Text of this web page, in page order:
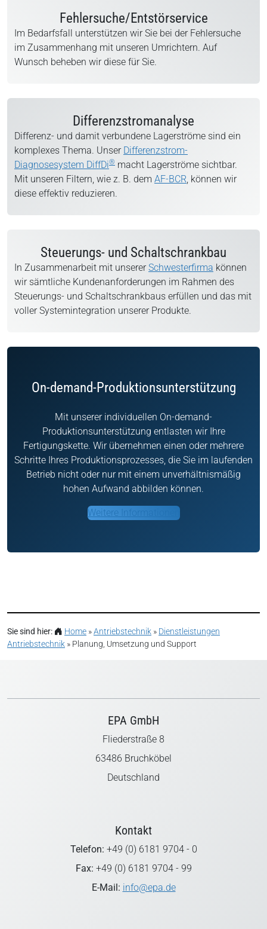
Fehlersuche/Entstörservice
Im Bedarfsfall unterstützen wir Sie bei der Fehlersuche
im Zusammenhang mit unseren Umrichtern. Auf
Wunsch beheben wir diese für Sie.
Differenzstromanalyse
Differenz- und damit verbundene Lagerströme sind ein
komplexes Thema. Unser Differenzstrom-
Diagnosesystem DiffDi® macht Lagerströme sichtbar.
Mit unseren Filtern, wie z. B. dem AF-BCR, können wir
diese effektiv reduzieren.
Steuerungs- und Schaltschrankbau
In Zusammenarbeit mit unsererSchwesterfirma können
wir sämtliche Kundenanforderungen im Rahmen des
Steuerungs- und Schaltschrankbaus erfüllen und das mit
voller Systemintegration unserer Produkte.
On-demand-Produktionsunterstützung
Mit unserer individuellen On-demand-
Produktionsunterstützung entlasten wir Ihre
Fertigungskette. Wir übernehmen einen oder mehrere
Schritte Ihres Produktionsprozesses, die Sie im laufenden
Betrieb nicht oder nur mit einem unverhältnismäßig
hohen Aufwand abbilden können.
Weitere Informationen
Sie sind hier: Home »Antriebstechnik » Dienstleistungen
Antriebstechnik » Planung, Umsetzung und Support
EPA GmbH
Fliederstraße 8
63486 Bruchköbel
Deutschland
Kontakt
Telefon: +49 (0) 6181 9704 - 0
Fax: +49 (0) 6181 9704 - 99
E-Mail: info@epa.de